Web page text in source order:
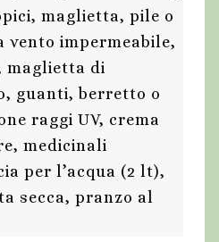
maglietta, pile o
vento impermeabile,
maglietta di
guanti, berretto o
raggi UV, crema
medicinali
per l’acqua (2 lt),
secca, pranzo al